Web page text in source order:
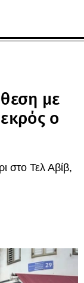
με
ο
στο Τελ Αβίβ,